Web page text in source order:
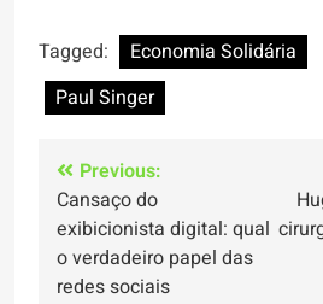
Tagged: Economia Solidária
Paul Singer
Navegação
de
Post
Previous:
Cansaço do
exibicionista digital: qual
o verdadeiro papel das
redes sociais